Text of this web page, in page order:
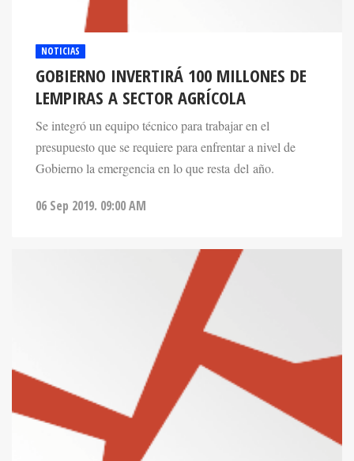
NOTICIAS
GOBIERNO INVERTIRÁ 100 MILLONES DE
LEMPIRAS A SECTOR AGRÍCOLA
Se integró un equipo técnico para trabajar en el
presupuesto que se requiere para enfrentar a nivel de
Gobierno la emergencia en lo que resta del año.
06 Sep 2019. 09:00 AM